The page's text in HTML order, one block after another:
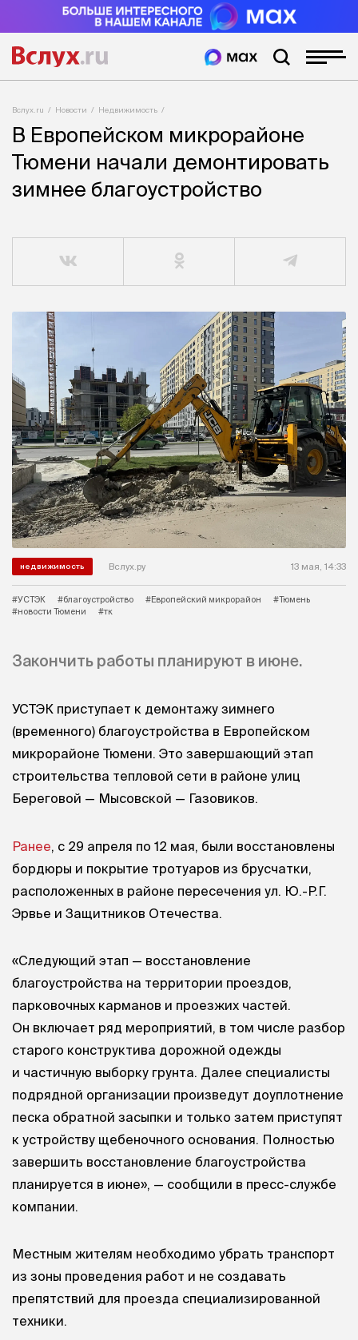
Вслух.ru Новости Недвижимость
В Европейском микрорайоне
Тюмени начали демонтировать
зимнее благоустройство
недвижимость Вслух.ру 13 мая, 14:33
#УСТЭК #благоустройство #Европейский микрорайон
#Тюмень
#новости Тюмени
#тк
Закончить работы планируют в июне.
УСТЭК приступает к демонтажу зимнего
(временного) благоустройства в Европейском
микрорайоне Тюмени. Это завершающий этап
строительства тепловой сети в районе улиц
Береговой — Мысовской — Газовиков.
Ранее , с 29 апреля по 12 мая, были восстановлены
бордюры и покрытие тротуаров из брусчатки,
расположенных в районе пересечения ул. Ю.-Р.Г.
Эрвье и Защитников Отечества.
«Следующий этап — восстановление
благоустройства на территории проездов,
парковочных карманов и проезжих частей.
Он включает ряд мероприятий, в том числе разбор
старого конструктива дорожной одежды
и частичную выборку грунта. Далее специалисты
подрядной организации произведут доуплотнение
песка обратной засыпки и только затем приступят
к устройству щебеночного основания. Полностью
завершить восстановление благоустройства
планируется в июне», — сообщили в пресс-службе
компании.
Местным жителям необходимо убрать транспорт
из зоны проведения работ и не создавать
препятствий для проезда специализированной
техники.